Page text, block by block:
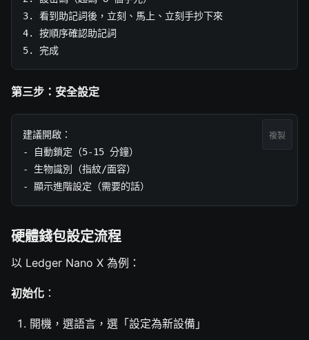
3. 看到助記詞後，立刻、馬上、立刻手抄下來
4. 按順序確認助記詞
5. 完成
第三步：安全設定
建議開啟：
- 自動鎖定（5-15 分鐘）
- 生物識別（指紋/面容）
- 顯示進階設定（需要的話）
複製
硬體錢包設定流程
以 Ledger Nano X 為例：
初始化 ：
開機，選語言，選「設定為新設備」